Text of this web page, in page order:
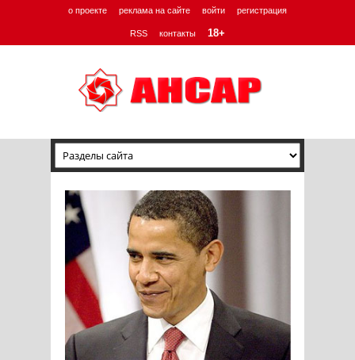
о проекте реклама на сайте войти регистрация
RSS контакты 18+